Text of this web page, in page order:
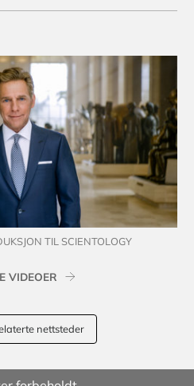
TIL SCIENTOLOGY
VIDEOER
nettsteder